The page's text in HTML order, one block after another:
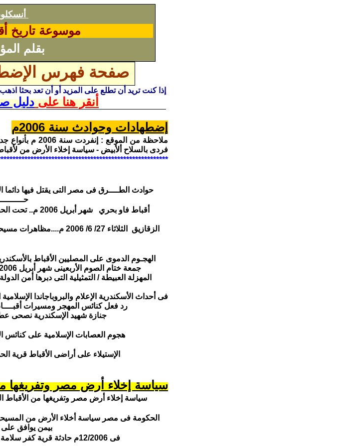
موسوعة تاريخ
بقلم
صفحة فهرس
إذا كنت تريد أن تطلع على المزيد أو أن تعد بحثا
أنقر هنا علىدليل
إضطهادات وحوادث سنة 2006م
ملاحظة من
فردى بالسلاح ألأبيض - سياسة إخلاء الأرض من
جمعة ختام الصوم الأربعينى شهر أبريل 14/4/2006 م - حكومة مصر تسمى الإجرام ألإسلامى القرآنى إختلال عقلى
فى أحداث الأسكندرية الإعلام والبروباجاندا
رد فعل كنائس المهجر ومسيرات
جنازة شهيد الإسكندرية نصحى
هجوم العصابات الإسلامية على كنائس
سياسة إخلاء أرض مصر وتفريغها
بيمن يوافق على تهجير 15 عائلة قبطية من قرية حجازة قبلي
فى 12/2006م حادثة قرية كفر سلامة بالشرقية